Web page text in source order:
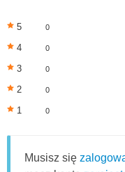
5 0
4 0
3 0
2 0
1 0
Musisz się